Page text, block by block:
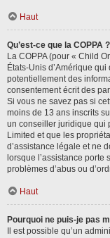
Haut
Qu’est-ce que la COPPA ?
La COPPA (pour « Child
États-Unis d’Amérique
potentiellement des
consentement écrit des
Si vous ne savez pas si
moins de 13 ans inscrits
un conseiller juridique qui
Limited et que les
d’assistance légale et ne
lorsque l’assistance
problèmes d’abus ou
Haut
Pourquoi ne puis-je pas
Il est possible qu’un